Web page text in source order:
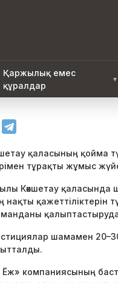
Қаржылық емес
құралдар
▼
қаласының қойма
тұрақты жұмыс
Көкшетау
нақты
шамамен
компаниясының